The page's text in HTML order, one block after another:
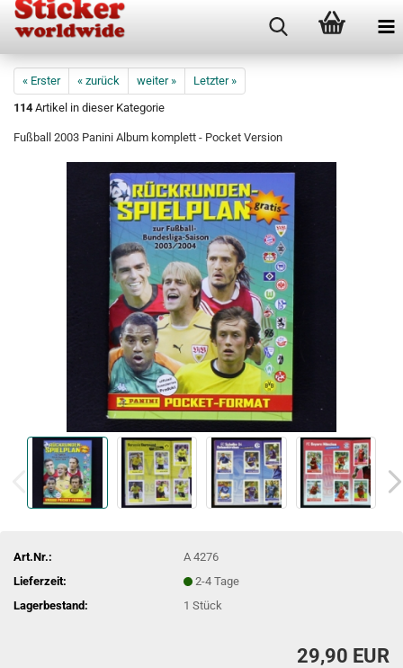
« Erster « zurück weiter »
Letzter »
114Artikel in dieser Kategorie
Fußball 2003 Panini Album komplett - Pocket Version
Art.Nr.:
A 4276
Lieferzeit:
2-4 Tage
Lagerbestand:
1Stück
29,90 EUR